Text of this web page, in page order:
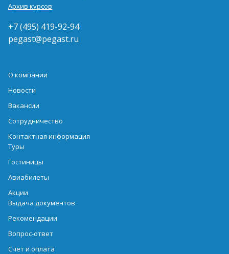
Архив курсов
+7 (495) 419-92-94
pegast@pegast.ru
О компании
Новости
Вакансии
Сотрудничество
Контактная информация
Туры
Гостиницы
Авиабилеты
Акции
Выдача документов
Рекомендации
Вопрос-ответ
Счет и оплата